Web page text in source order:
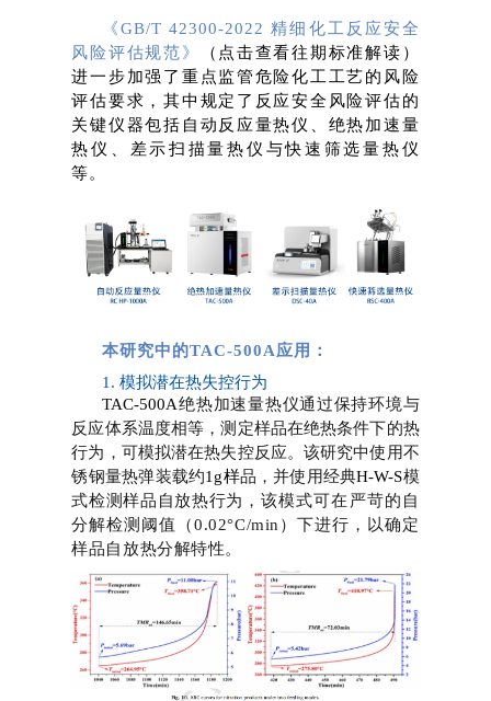
《GB/T 42300-2022 精细化工反应安全
风险评估规范》
（点击查看往期标准解读）
进一步加强了重点监管危险化工工艺的风险
评估要求，其中规定了 反应安全风险评估的
关键仪器包括 自动反应量热仪、绝热加速量
热仪、差示扫描量热仪与快速筛选量热仪
等。
本研究中的TAC-500A应用：
1. 模拟潜在热失控行为
TAC-500A绝热加速量热仪通过保持环境与
反应体系温度相等，测定样品在绝热条件下的热
行为，可模拟潜在热失控反应。该研究中使用不
锈钢量热弹装载约1g样品，并使用经典H-W-S模
式检测样品自放热行为， 该模式可在严苛的自
分解检测阈值（0.02°C/min）下进行，以确定
样品自放热分解特性。